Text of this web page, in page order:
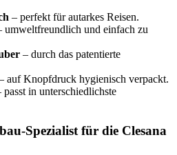
– perfekt für autarkes Reisen.
umweltfreundlich und einfach zu
– durch das patentierte
auf Knopfdruck hygienisch verpackt.
passt in unterschiedlichste
Spezialist für die Clesana